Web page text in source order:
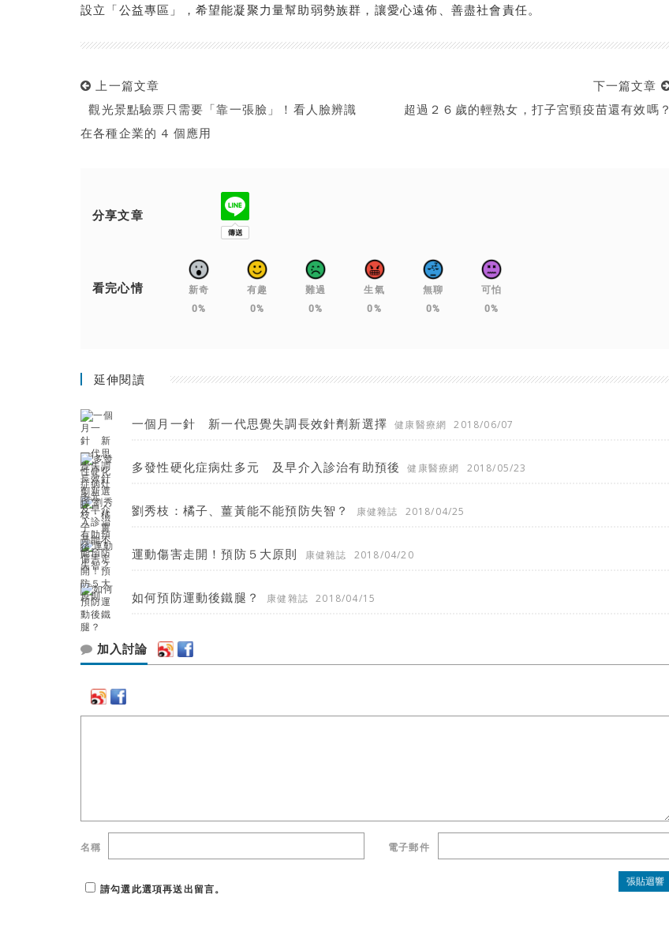
設立「公益專區」，希望能凝聚力量幫助弱勢族群，讓愛心遠佈、善盡社會責任。
上一篇文章
觀光景點驗票只需要「靠一張臉」！看人臉辨識
在各種企業的 4 個應用
下一篇文章
超過２６歲的輕熟女，打子宮頸疫苗還有效嗎？
分享文章
看完心情
新奇
0%
有趣
0%
難過
0%
生氣
0%
無聊
0%
可怕
0%
延伸閱讀
一個月一針 新一代思覺失調長效針劑新選擇 健康醫療網 2018/06/07
多發性硬化症病灶多元 及早介入診治有助預後 健康醫療網 2018/05/23
劉秀枝：橘子、薑黃能不能預防失智？ 康健雜誌 2018/04/25
運動傷害走開！預防５大原則 康健雜誌 2018/04/20
如何預防運動後鐵腿？ 康健雜誌 2018/04/15
加入討論
名稱 電子郵件
請勾選此選項再送出留言。